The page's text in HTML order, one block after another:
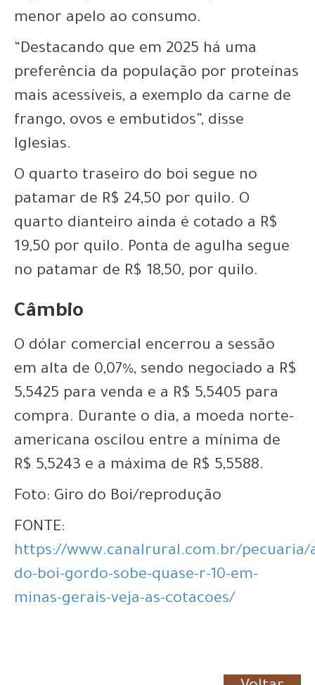
menor apelo ao consumo.
“Destacando que em 2025 há uma
preferência da população por proteínas
mais acessíveis, a exemplo da carne de
frango, ovos e embutidos”, disse
Iglesias.
O quarto traseiro do boi segue no
patamar de R$ 24,50 por quilo. O
quarto dianteiro ainda é cotado a R$
19,50 por quilo. Ponta de agulha segue
no patamar de R$ 18,50, por quilo.
Câmbio
O dólar comercial encerrou a sessão
em alta de 0,07%, sendo negociado a R$
5,5425 para venda e a R$ 5,5405 para
compra. Durante o dia, a moeda norte-
americana oscilou entre a mínima de
R$ 5,5243 e a máxima de R$ 5,5588.
Foto: Giro do Boi/reprodução
FONTE:
https://www.canalrural.com.br/pecuaria/
do-boi-gordo-sobe-quase-r-10-em-
minas-gerais-veja-as-cotacoes/